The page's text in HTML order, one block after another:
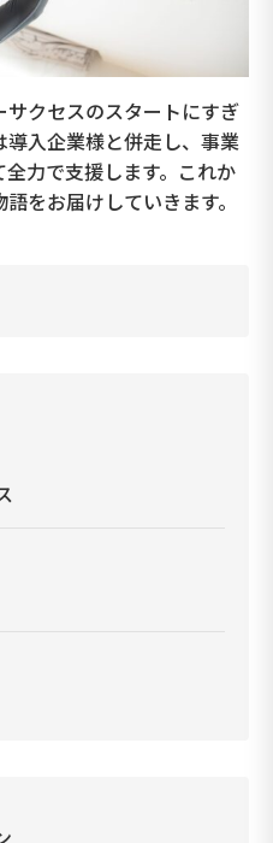
クセスのスタートにすぎ
入企業様と併走し、事業
力で支援します。これか
をお届けしていきます。